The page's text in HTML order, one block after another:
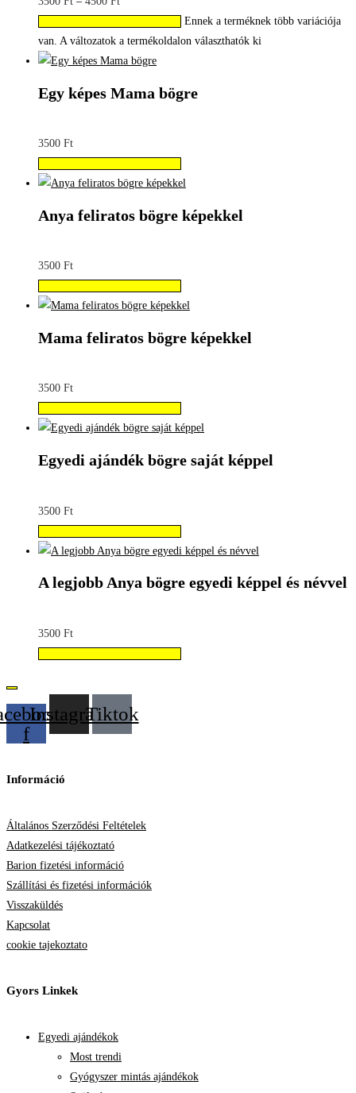
Ennek a terméknek több variációja
van. A változatok a termékoldalon választhatók ki
Egy képes Mama bögre
3500 Ft
Anya feliratos bögre képekkel
3500 Ft
Mama feliratos bögre képekkel
3500 Ft
Egyedi ajándék bögre saját képpel
3500 Ft
A legjobb Anya bögre egyedi képpel és névvel
3500 Ft
f
InstagramTiktok
Információ
Általános Szerződési Feltételek
Adatkezelési tájékoztató
Barion fizetési információ
Szállítási és fizetési információk
Visszaküldés
Kapcsolat
cookie tajekoztato
Gyors Linkek
Egyedi ajándékok
Most trendi
Gyógyszer mintás ajándékok